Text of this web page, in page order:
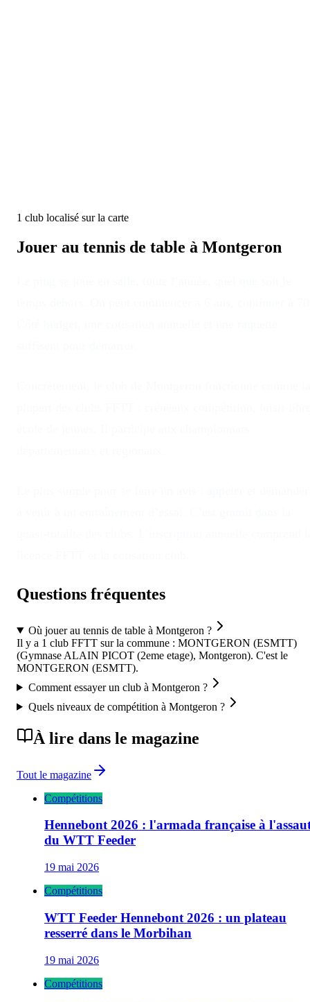
1 club localisé sur la carte
Jouer au tennis de table à Montgeron
Questions fréquentes
Où jouer au tennis de table à Montgeron ?
Il y a 1 club FFTT sur la commune : MONTGERON (ESMTT)
(Gymnase ALAIN PICOT (2eme etage), Montgeron). C'est le
MONTGERON (ESMTT).
Comment essayer un club à Montgeron ?
Quels niveaux de compétition à Montgeron ?
À lire dans le magazine
Tout le magazine
Compétitions
Hennebont 2026 : l'armada française à
du WTT Feeder
19 mai 2026
Compétitions
WTT Feeder Hennebont 2026 : un plateau
resserré dans le Morbihan
19 mai 2026
Compétitions